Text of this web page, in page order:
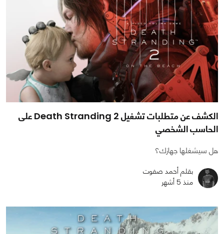
الكشف عن متطلبات تشغيل Death Stranding 2 على
الحاسب الشخصي
هل سيشغلها جهازك؟
بقلم أحمد صفوت
منذ 5 أشهر